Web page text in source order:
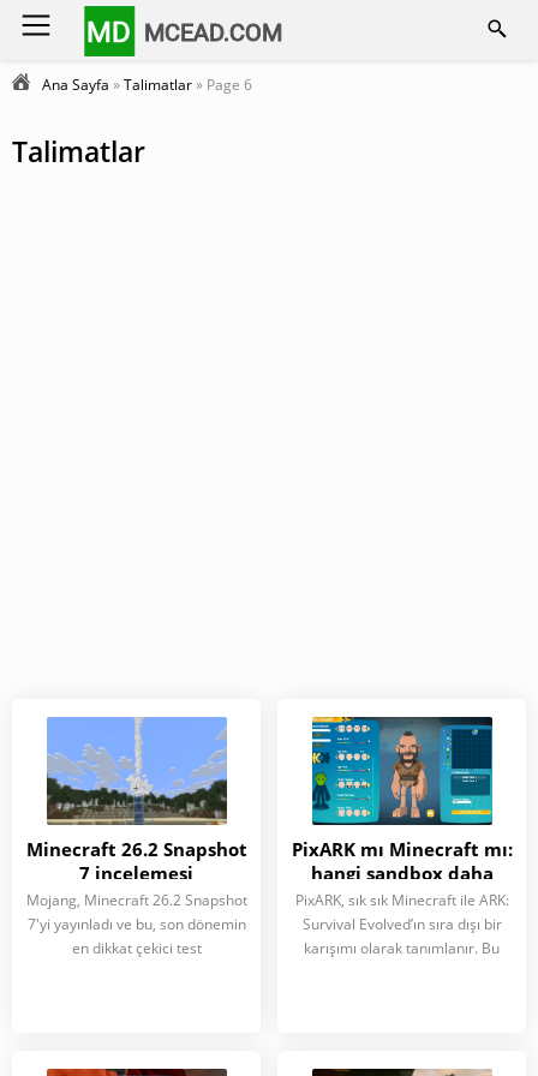
MD MCEAD.COM
Ana Sayfa »Talimatlar» Page 6
Talimatlar
Minecraft 26.2 Snapshot
7 incelemesi
Mojang, Minecraft 26.2 Snapshot
7'yi yayınladı ve bu, son dönemin
en dikkat çekici test
PixARK mı Minecraft mı:
hangi sandbox daha
fazla macera sunuyor?
PixARK, sık sık Minecraft ile ARK:
Survival Evolved’ın sıra dışı bir
karışımı olarak tanımlanır. Bu